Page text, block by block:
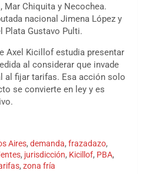
Mar Chiquita y Necochea.
nacional Jimena López y
Plata Gustavo Pulti.
Axel Kicillof estudia presentar
al considerar que invade
al fijar tarifas. Esa acción solo
se convierte en ley y es
Aires, demanda, frazadazo,
, jurisdicción, Kicillof, PBA,
, zona fría